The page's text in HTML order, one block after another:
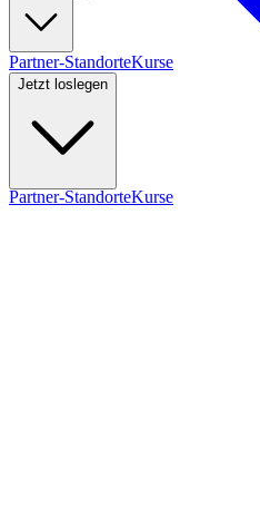
Partner-StandorteKurse
Jetzt loslegen
Partner-StandorteKurse